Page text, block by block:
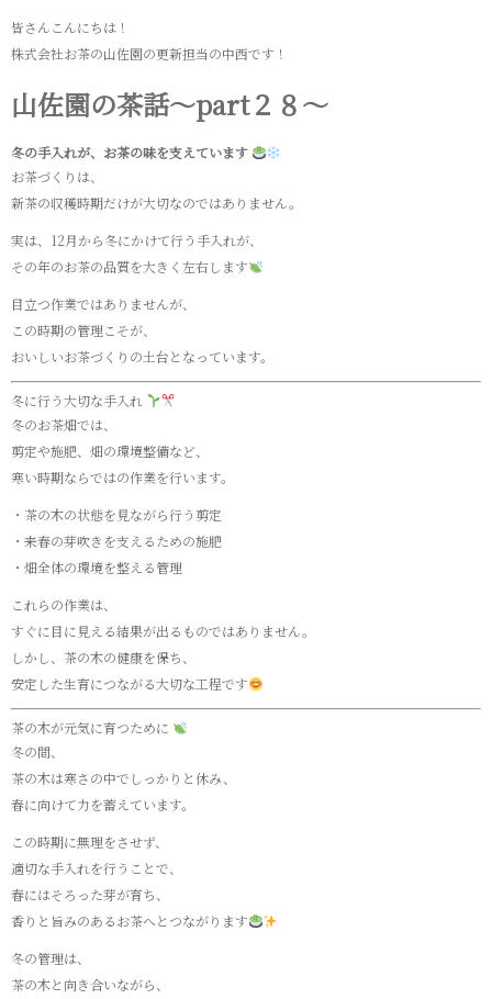
皆さんこんにちは！
株式会社お茶の山佐園の更新担当の中西です！
山佐園の茶話～part２８～
冬の手入れが、お茶の味を支えています
お茶づくりは、
新茶の収穫時期だけが大切なのではありません。
実は、12月から冬にかけて行う手入れが、
その年のお茶の品質を大きく左右します
目立つ作業ではありませんが、
この時期の管理こそが、
おいしいお茶づくりの土台となっています。
冬に行う大切な手入れ
冬のお茶畑では、
剪定や施肥、畑の環境整備など、
寒い時期ならではの作業を行います。
・茶の木の状態を見ながら行う剪定
・来春の芽吹きを支えるための施肥
・畑全体の環境を整える管理
これらの作業は、
すぐに目に見える結果が出るものではありません。
しかし、茶の木の健康を保ち、
安定した生育につながる大切な工程です
茶の木が元気に育つために
冬の間、
茶の木は寒さの中でしっかりと休み、
春に向けて力を蓄えています。
この時期に無理をさせず、
適切な手入れを行うことで、
春にはそろった芽が育ち、
香りと旨みのあるお茶へとつながります
冬の管理は、
茶の木と向き合いながら、